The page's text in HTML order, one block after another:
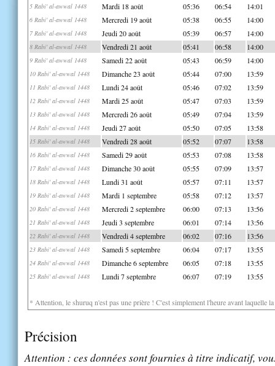
5 Rabi' al-awwal 1448 Mardi 18 août 05:36 06:54 14:01
6 Rabi' al-awwal 1448 Mercredi 19 août 05:38 06:55 14:00
7 Rabi' al-awwal 1448 Jeudi 20 août 05:39 06:57 14:00
8 Rabi' al-awwal 1448 Vendredi 21 août 05:41 06:58 14:00
9 Rabi' al-awwal 1448 Samedi 22 août 05:43 06:59 14:00
10 Rabi' al-awwal 1448 Dimanche 23 août 05:44 07:00 13:59
11 Rabi' al-awwal 1448 Lundi 24 août 05:46 07:02 13:59
12 Rabi' al-awwal 1448 Mardi 25 août 05:47 07:03 13:59
13 Rabi' al-awwal 1448 Mercredi 26 août 05:49 07:04 13:59
14 Rabi' al-awwal 1448 Jeudi 27 août 05:50 07:05 13:58
15 Rabi' al-awwal 1448 Vendredi 28 août 05:52 07:07 13:58
16 Rabi' al-awwal 1448 Samedi 29 août 05:53 07:08 13:58
17 Rabi' al-awwal 1448 Dimanche 30 août 05:55 07:09 13:57
18 Rabi' al-awwal 1448 Lundi 31 août 05:57 07:11 13:57
19 Rabi' al-awwal 1448 Mardi 1 septembre 05:58 07:12 13:57
20 Rabi' al-awwal 1448 Mercredi 2 septembre 06:00 07:13 13:56
21 Rabi' al-awwal 1448 Jeudi 3 septembre 06:01 07:14 13:56
22 Rabi' al-awwal 1448 Vendredi 4 septembre 06:02 07:16 13:56
23 Rabi' al-awwal 1448 Samedi 5 septembre 06:04 07:17 13:55
24 Rabi' al-awwal 1448 Dimanche 6 septembre 06:05 07:18 13:55
25 Rabi' al-awwal 1448 Lundi 7 septembre 06:07 07:19 13:55
* Attention, le shuruq n'est pas une prière ! C'est simplement l'heure avant laquelle
Précision
Attention : ces données sont fournies à titre indicatif,